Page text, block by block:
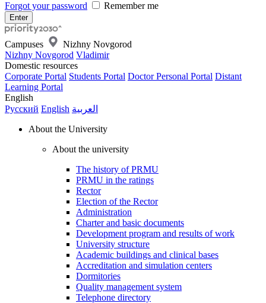
Forgot your password Remember me
Campuses
Nizhny Novgorod
Nizhny Novgorod Vladimir
Domestic resources
Corporate Portal Students Portal Doctor Personal Portal Distant
Learning Portal
English
Русский English العربية
About the University
About the university
The history of PRMU
PRMU in the ratings
Rector
Election of the Rector
Administration
Charter and basic documents
Development program and results of work
University structure
Academic buildings and clinical bases
Accreditation and simulation centers
Dormitories
Quality management system
Telephone directory